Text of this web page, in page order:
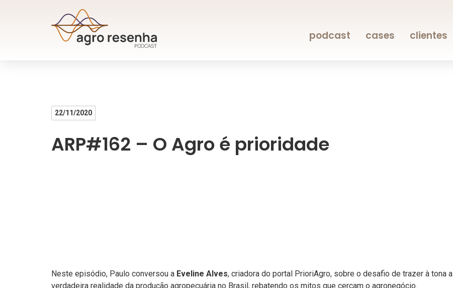
podcast cases clientes
22/11/2020
ARP#162 – O Agro é prioridade
Neste episódio, Paulo conversou a Eveline Alves, criadora do portal PrioriAgro, sobre o desafio de trazer à tona a
verdadeira realidade da produção agropecuária no Brasil, rebatendo os mitos que cercam o agronegócio.